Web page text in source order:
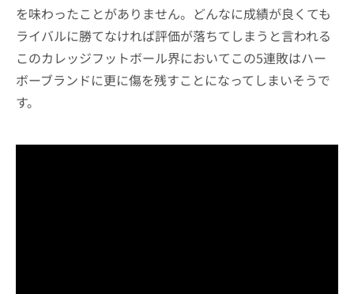
を味わったことがありません。どんなに成績が良くても
ライバルに勝てなければ評価が落ちてしまうと言われる
このカレッジフットボール界においてこの5連敗はハー
ボーブランドに更に傷を残すことになってしまいそうで
す。